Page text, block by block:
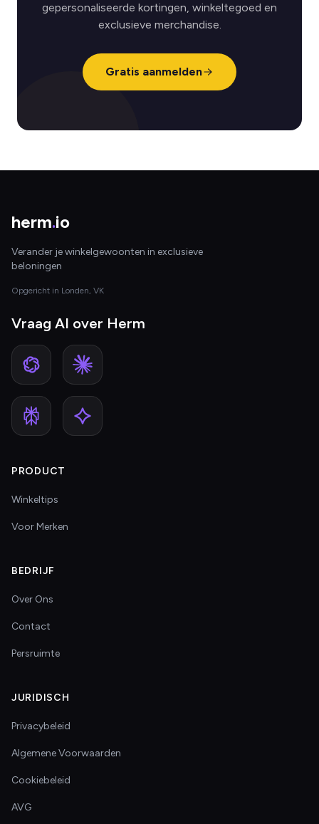
gepersonaliseerde kortingen, winkeltegoed en
exclusieve merchandise.
Gratis aanmelden
herm.io
Verander je winkelgewoonten in exclusieve
beloningen
Opgericht in Londen, VK
Vraag AI over Herm
PRODUCT
Winkeltips
Voor Merken
BEDRIJF
Over Ons
Contact
Persruimte
JURIDISCH
Privacybeleid
Algemene Voorwaarden
Cookiebeleid
AVG